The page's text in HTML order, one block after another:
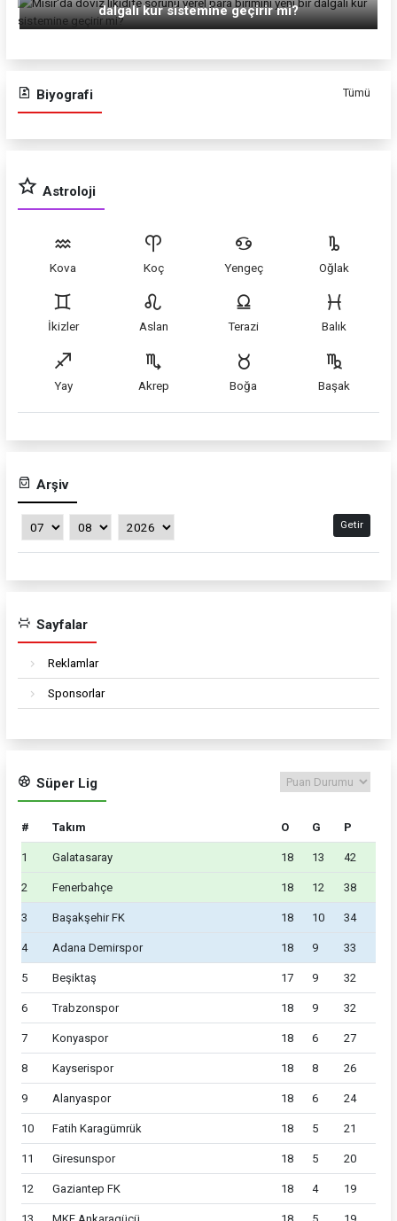
dalgalı kur sistemine geçirir mi?
Biyografi Tümü
Astroloji
Kova Koç Yengeç Oğlak
İkizler Aslan Terazi Balık
Yay Akrep Boğa Başak
Arşiv
Getir
Sayfalar
Reklamlar
Sponsorlar
Süper Lig
# Takım O G P
1 Galatasaray 18 13 42
2 Fenerbahçe 18 12 38
3 Başakşehir FK 18 10 34
4 Adana Demirspor 18 9 33
5 Beşiktaş 17 9 32
6 Trabzonspor 18 9 32
7 Konyaspor 18 6 27
8 Kayserispor 18 8 26
9 Alanyaspor 18 6 24
10 Fatih Karagümrük 18 5 21
11 Giresunspor 18 5 20
12 Gaziantep FK 18 4 19